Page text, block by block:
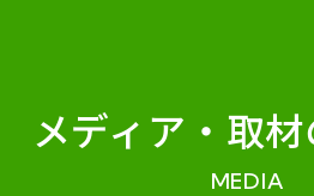
メディア・ 取
MEDIA